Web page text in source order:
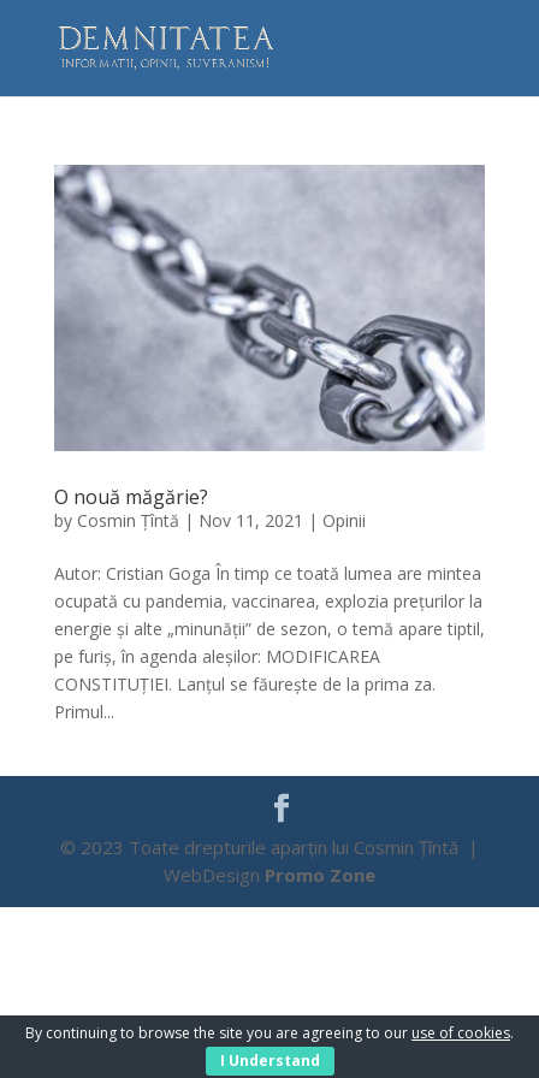
O nouă măgărie?
by Cosmin Țîntă | Nov 11, 2021 | Opinii
Autor: Cristian Goga În timp ce toată lumea are mintea
ocupată cu pandemia, vaccinarea, explozia prețurilor la
energie și alte „minunății” de sezon, o temă apare tiptil,
pe furiș, în agenda aleșilor: MODIFICAREA
CONSTITUȚIEI. Lanțul se făurește de la prima za.
Primul...
© 2023 Toate drepturile aparțin lui Cosmin Țîntă |
WebDesign Promo Zone
By continuing to browse the site you are agreeing to our use of cookies.
I Understand